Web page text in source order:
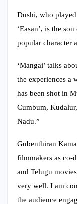
Dushi, who
‘Easan’, is the
popular character
‘Mangai’ talks
the experiences a
has been shot in
Cumbum,
Nadu.”
Gubenthiran
filmmakers as co-
and Telugu
very well. I am
the audience